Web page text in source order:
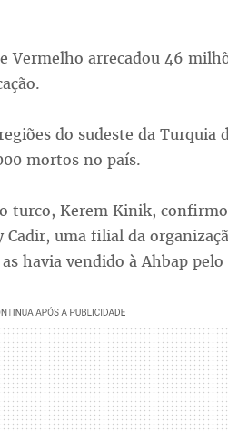
Vermelho arrecadou 46
do sudeste da Turquia
mortos no país.
turco, Kerem Kinik,
uma filial da
havia vendido à Ahbap